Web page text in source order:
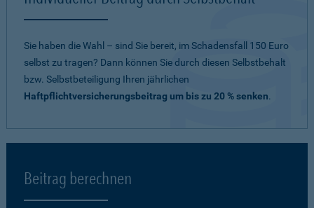
Sie haben die Wahl – sind Sie bereit, im Schadensfall 150 Euro
selbst zu tragen? Dann können Sie durch diesen Selbstbehalt
bzw. Selbstbeteiligung Ihren jährlichen
Haftpflichtversicherungsbeitrag um bis zu 20 % senken.
Beitrag berechnen